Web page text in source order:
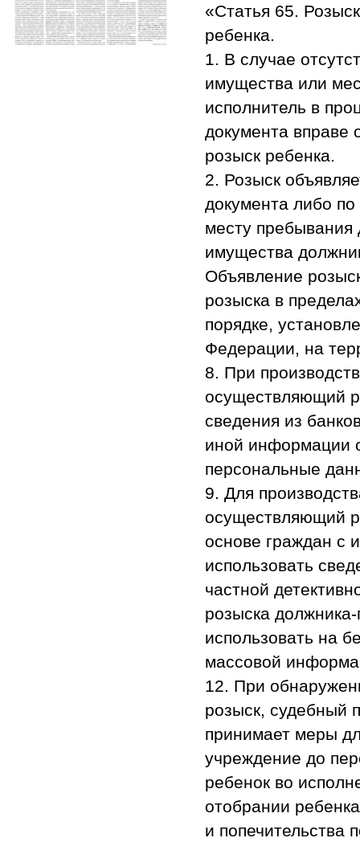
«Статья 65.
ребенка.
1. В случае
имущества или
исполнитель в
документа вправе
розыск ребенка.
2. Розыск
документа либо
месту
имущества
Объявление
розыска в
порядке,
Федерации, на
8. При
осуществляющий
сведения из
иной информации
персональные
9. Для
осуществляющий
основе граждан с
использовать
частной
розыска
использовать на
массовой
12. При
розыск, судебный
принимает меры
учреждение до
ребенок во
отобрании
и попечительства